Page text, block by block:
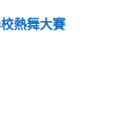
熱舞大賽